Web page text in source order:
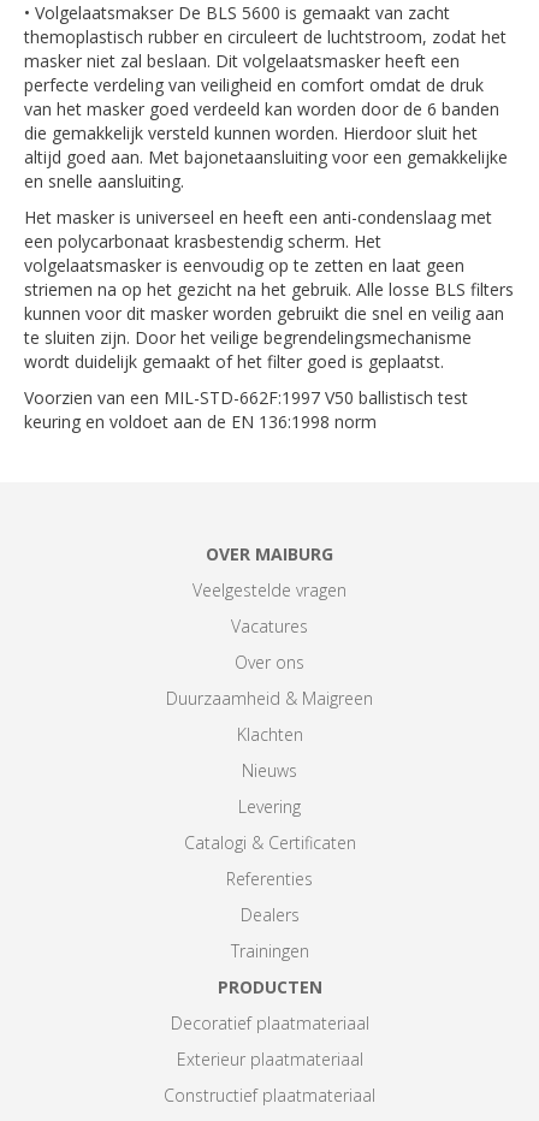
• Volgelaatsmakser De BLS 5600 is gemaakt van zacht
themoplastisch rubber en circuleert de luchtstroom, zodat het
masker niet zal beslaan. Dit volgelaatsmasker heeft een
perfecte verdeling van veiligheid en comfort omdat de druk
van het masker goed verdeeld kan worden door de 6 banden
die gemakkelijk versteld kunnen worden. Hierdoor sluit het
altijd goed aan. Met bajonetaansluiting voor een gemakkelijke
en snelle aansluiting.
Het masker is universeel en heeft een anti-condenslaag met
een polycarbonaat krasbestendig scherm. Het
volgelaatsmasker is eenvoudig op te zetten en laat geen
striemen na op het gezicht na het gebruik. Alle losse BLS filters
kunnen voor dit masker worden gebruikt die snel en veilig aan
te sluiten zijn. Door het veilige begrendelingsmechanisme
wordt duidelijk gemaakt of het filter goed is geplaatst.
Voorzien van een MIL-STD-662F:1997 V50 ballistisch test
keuring en voldoet aan de EN 136:1998 norm
OVER MAIBURG
Veelgestelde vragen
Vacatures
Over ons
Duurzaamheid & Maigreen
Klachten
Nieuws
Levering
Catalogi & Certificaten
Referenties
Dealers
Trainingen
PRODUCTEN
Decoratief plaatmateriaal
Exterieur plaatmateriaal
Constructief plaatmateriaal